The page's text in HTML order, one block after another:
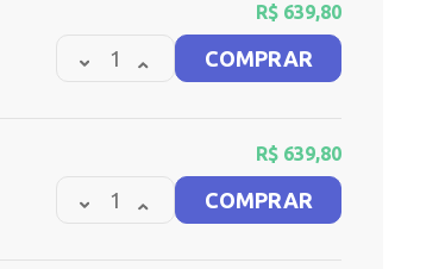
R$ 639,80
COMPRAR
R$ 639,80
COMPRAR